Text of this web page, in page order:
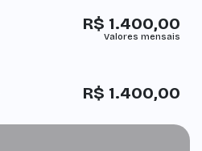
R$ 1.400,00
R$ 1.400,00